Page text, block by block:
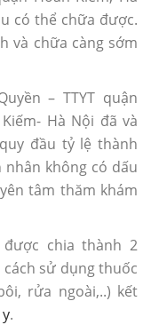
có thể chữa được.
và chữa càng sớm
– TTYT quận
Hà Nội đã và
đầu tỷ lệ thành
nhân không có dấu
tâm thăm khám
chia thành 2
cách sử dụng thuốc
rửa ngoài,..) kết
.